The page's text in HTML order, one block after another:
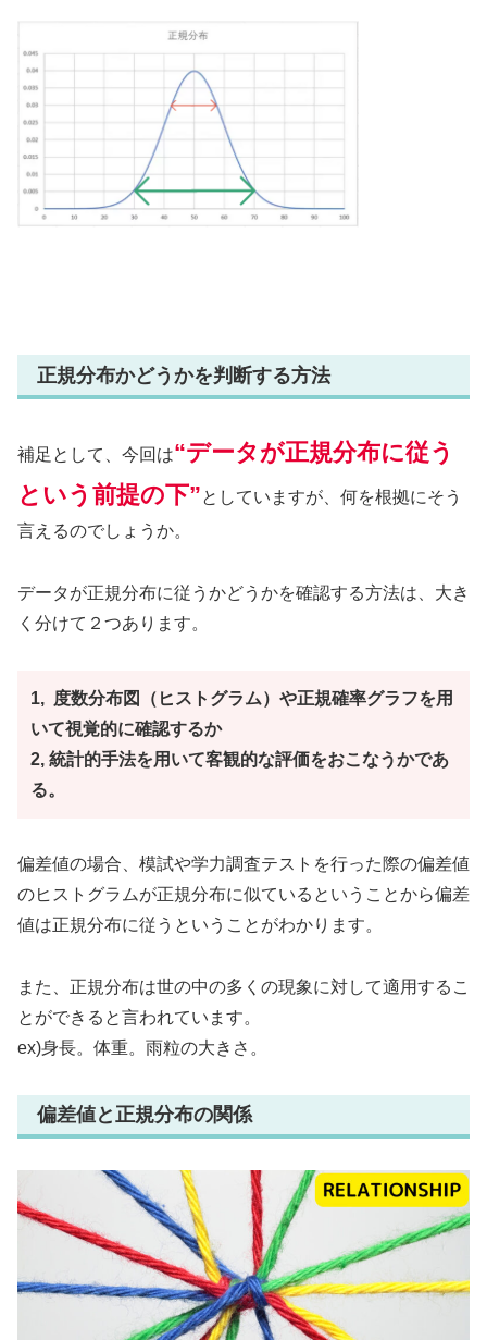
正規分布かどうかを判断する方法
補足として、今回は“データが正規分布に従う
という前提の下”としていますが、何を根拠にそう
言えるのでしょうか。
データが正規分布に従うかどうかを確認する方法は、大き
く分けて２つあります。
1, 度数分布図（ヒストグラム）や正規確率グラフを用
いて視覚的に確認するか
2, 統計的手法を用いて客観的な評価をおこなうかであ
る。
偏差値の場合、模試や学力調査テストを行った際の偏差値
のヒストグラムが正規分布に似ているということから偏差
値は正規分布に従うということがわかります。
また、正規分布は世の中の多くの現象に対して適用するこ
とができると言われています。
ex)身長。体重。雨粒の大きさ。
偏差値と正規分布の関係